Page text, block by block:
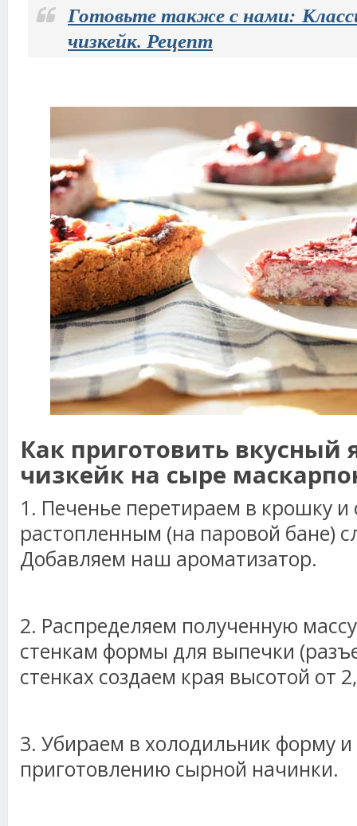
Готовьте также с нами:
чизкейк. Рецепт
Как приготовить вкусный
чизкейк на сыре
1. Печенье перетираем в крошку
растопленным (на паровой бане)
Добавляем наш ароматизатор.
2. Распределяем полученную
стенкам формы для выпечки
стенках создаем края высотой от
3. Убираем в холодильник форму
приготовлению сырной начинки.